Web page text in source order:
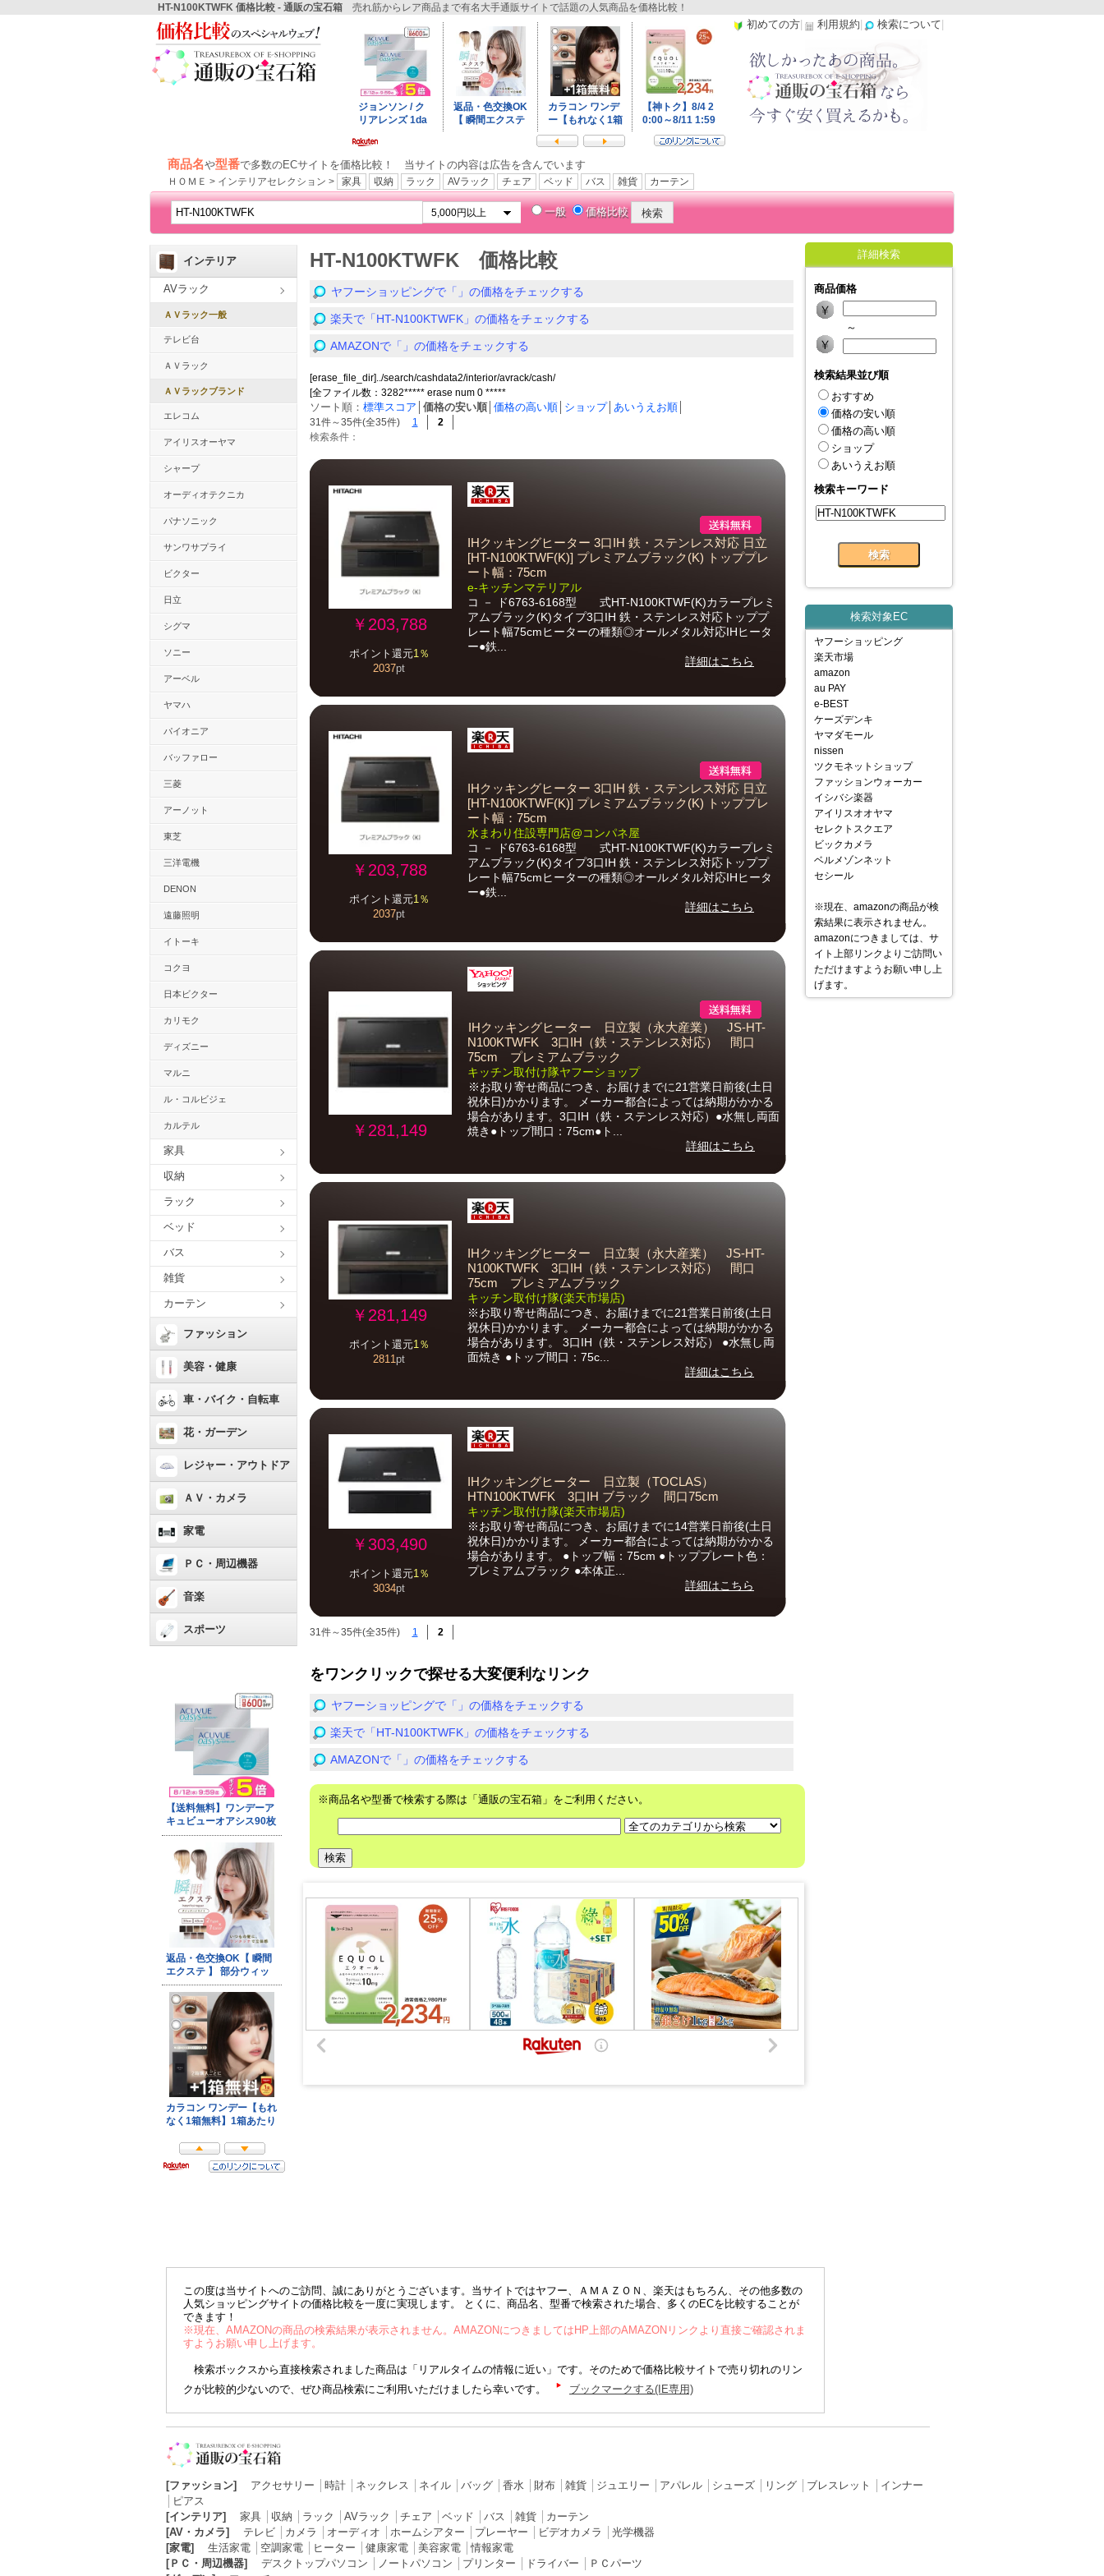
HT-N100KTWFK 価格比較 - 通販の宝石箱 売れ筋からレア商品まで有名大手通販サイトで話題の人気商品を価格比較！
初めての方 利用規約 検索について
商品名や型番で多数のECサイトを価格比較！ 当サイトの内容は広告を含んでいます
ＨＯＭＥ > インテリアセレクション > 家具 収納 ラック AVラック チェア ベッド バス 雑貨 カーテン
一般 価格比較
インテリア
AVラック
ＡＶラック一般
テレビ台
ＡＶラック
ＡＶラックブランド
エレコム
アイリスオーヤマ
シャープ
オーディオテクニカ
パナソニック
サンワサプライ
ビクター
日立
シグマ
ソニー
アーベル
ヤマハ
パイオニア
バッファロー
三菱
アーノット
東芝
三洋電機
DENON
遠藤照明
イトーキ
コクヨ
日本ビクター
カリモク
ディズニー
マルニ
ル・コルビジェ
カルテル
家具
収納
ラック
ベッド
バス
雑貨
カーテン
ファッション
美容・健康
車・バイク・自転車
花・ガーデン
レジャー・アウトドア
ＡＶ・カメラ
家電
ＰＣ・周辺機器
音楽
スポーツ
HT-N100KTWFK 価格比較
ヤフーショッピングで「」の価格をチェックする
楽天で「HT-N100KTWFK」の価格をチェックする
AMAZONで「」の価格をチェックする
[erase_file_dir]../search/cashdata2/interior/avrack/cash/
[全ファイル数：3282***** erase num 0 *****
ソート順： 標準スコア 価格の安い順 価格の高い順 ショップ│ あいうえお順
31件～35件(全35件) 1
2
検索条件：
￥203,788
ポイント還元1％
2037pt
IHクッキングヒーター 3口IH 鉄・ステンレス対応 日立
[HT-N100KTWF(K)] プレミアムブラック(K) トッププレ
ート幅：75cm
e-キッチンマテリアル
コ － ド6763-6168型 式HT-N100KTWF(K)カラープレミ
アムブラック(K)タイプ3口IH 鉄・ステンレス対応トッププ
レート幅75cmヒーターの種類◎オールメタル対応IHヒータ
ー●鉄...
詳細はこちら
￥203,788
ポイント還元1％
2037pt
IHクッキングヒーター 3口IH 鉄・ステンレス対応 日立
[HT-N100KTWF(K)] プレミアムブラック(K) トッププレ
ート幅：75cm
水まわり住設専門店@コンパネ屋
コ － ド6763-6168型 式HT-N100KTWF(K)カラープレミ
アムブラック(K)タイプ3口IH 鉄・ステンレス対応トッププ
レート幅75cmヒーターの種類◎オールメタル対応IHヒータ
ー●鉄...
詳細はこちら
￥281,149
IHクッキングヒーター 日立製（永大産業） JS-HT-
N100KTWFK 3口IH（鉄・ステンレス対応） 間口
75cm プレミアムブラック
キッチン取付け隊ヤフーショップ
※お取り寄せ商品につき、お届けまでに21営業日前後(土日
祝休日)かかります。 メーカー都合によっては納期がかかる
場合があります。3口IH（鉄・ステンレス対応）●水無し両面
焼き●トップ間口：75cm●ト...
詳細はこちら
￥281,149
ポイント還元1％
2811pt
IHクッキングヒーター 日立製（永大産業） JS-HT-
N100KTWFK 3口IH（鉄・ステンレス対応） 間口
75cm プレミアムブラック
キッチン取付け隊(楽天市場店)
※お取り寄せ商品につき、お届けまでに21営業日前後(土日
祝休日)かかります。 メーカー都合によっては納期がかかる
場合があります。 3口IH（鉄・ステンレス対応） ●水無し両
面焼き ●トップ間口：75c...
詳細はこちら
￥303,490
ポイント還元1％
3034pt
IHクッキングヒーター 日立製（TOCLAS）
HTN100KTWFK 3口IH ブラック 間口75cm
キッチン取付け隊(楽天市場店)
※お取り寄せ商品につき、お届けまでに14営業日前後(土日
祝休日)かかります。 メーカー都合によっては納期がかかる
場合があります。 ●トップ幅：75cm ●トッププレート色：
プレミアムブラック ●本体正...
詳細はこちら
31件～35件(全35件) 1 2
をワンクリックで探せる大変便利なリンク
ヤフーショッピングで「」の価格をチェックする
楽天で「HT-N100KTWFK」の価格をチェックする
AMAZONで「」の価格をチェックする
※商品名や型番で検索する際は「通販の宝石箱」をご利用ください。
詳細検索
商品価格
～
検索結果並び順
おすすめ
価格の安い順
価格の高い順
ショップ
あいうえお順
検索キーワード
検索対象EC
ヤフーショッピング
楽天市場
amazon
au PAY
e-BEST
ケーズデンキ
ヤマダモール
nissen
ツクモネットショップ
ファッションウォーカー
イシバシ楽器
アイリスオオヤマ
セレクトスクエア
ビックカメラ
ベルメゾンネット
セシール
※現在、amazonの商品が検
索結果に表示されません。
amazonにつきましては、サ
イト上部リンクよりご訪問い
ただけますようお願い申し上
げます。
この度は当サイトへのご訪問、誠にありがとうございます。当サイトではヤフー、ＡＭＡＺＯＮ、楽天はもちろん、その他多数の
人気ショッピングサイトの価格比較を一度に実現します。 とくに、商品名、型番で検索された場合、多くのECを比較することが
できます！
※現在、AMAZONの商品の検索結果が表示されません。AMAZONにつきましてはHP上部のAMAZONリンクより直接ご確認されま
すようお願い申し上げます。
検索ボックスから直接検索されました商品は「リアルタイムの情報に近い」です。そのためで価格比較サイトで売り切れのリン
クが比較的少ないので、ぜひ商品検索にご利用いただけましたら幸いです。
ブックマークする(IE専用)
[ファッション] アクセサリー 時計 ネックレス ネイル バッグ 香水 財布 雑貨 ジュエリー アパレル シューズ リング ブレスレット
インナー
ピアス
[インテリア]
家具 収納 ラック AVラック チェア ベッド バス 雑貨
カーテン
[AV・カメラ]
テレビ カメラ オーディオ ホームシアター プレーヤー ビデオカメラ
光学機器
[家電]
生活家電 空調家電 ヒーター 健康家電 美容家電 │情報家電
[ＰＣ・周辺機器]
デスクトップパソコン ノートパソコン プリンター ドライバー
ＰＣパーツ